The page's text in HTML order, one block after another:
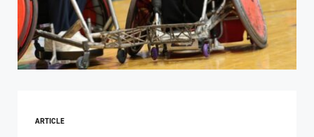
ARTICLE